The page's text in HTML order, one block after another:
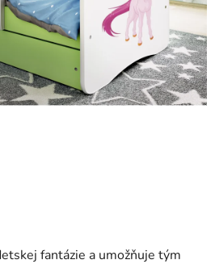
fantázie a umožňuje tým